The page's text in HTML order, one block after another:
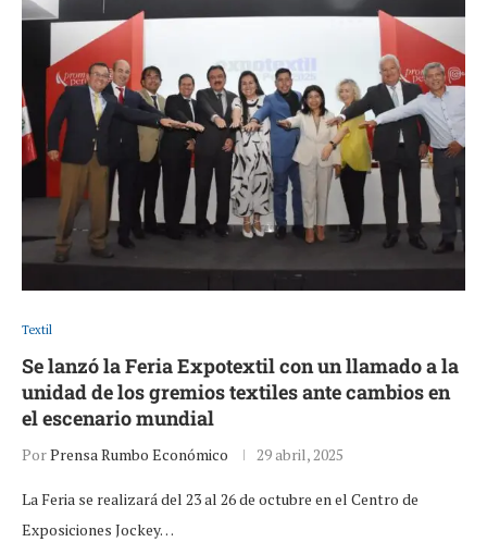
Textil
Se lanzó la Feria Expotextil con un llamado a la
unidad de los gremios textiles ante cambios en
el escenario mundial
PorPrensa Rumbo Económico 29 abril, 2025
La Feria se realizará del 23 al 26 de octubre en el Centro de
Exposiciones Jockey…